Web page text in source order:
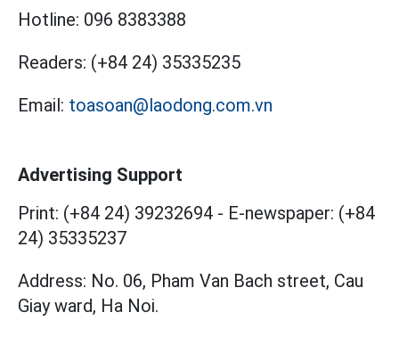
Hotline: 096 8383388
Readers: (+84 24) 35335235
Email: toasoan@laodong.com.vn
Advertising Support
Print: (+84 24) 39232694 - E-newspaper: (+84
24) 35335237
Address: No. 06, Pham Van Bach street, Cau
Giay ward, Ha Noi.